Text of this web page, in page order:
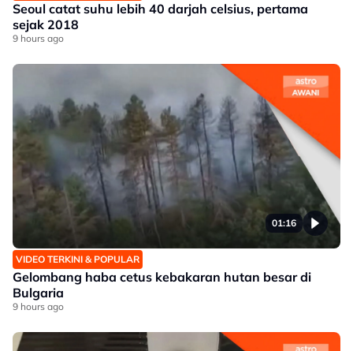
Seoul catat suhu lebih 40 darjah celsius, pertama
sejak 2018
9 hours ago
01:16
VIDEO TERKINI & POPULAR
Gelombang haba cetus kebakaran hutan besar di
Bulgaria
9 hours ago